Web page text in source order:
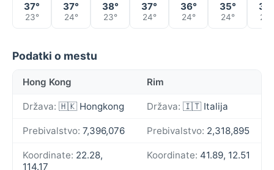
37°
23°
37°
24°
38°
23°
37°
24°
36°
24°
35°
24° 25°
Podatki o mestu
Hong Kong Rim
Država: 🇭🇰 Hongkong Država: 🇮🇹 Italija
Prebivalstvo: 7,396,076 Prebivalstvo: 2,318,895
Koordinate: 22.28,
114.17
Koordinate: 41.89, 12.51